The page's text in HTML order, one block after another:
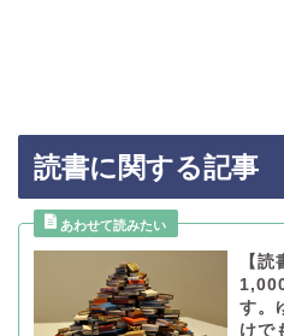
読書に関する記事
【
す。
けで